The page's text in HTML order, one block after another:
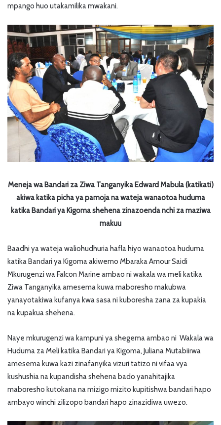
mpango huo utakamilika mwakani.
Meneja wa Bandari za Ziwa Tanganyika Edward Mabula (katikati)
akiwa katika picha ya pamoja na wateja wanaotoa huduma
katika Bandari ya Kigoma shehena zinazoenda nchi za maziwa
makuu
Baadhi ya wateja waliohudhuria hafla hiyo wanaotoa huduma
katika Bandari ya Kigoma akiwemo Mbaraka Amour Saidi
Mkurugenzi wa Falcon Marine ambao ni wakala wa meli katika
Ziwa Tanganyika amesema kuwa maboresho makubwa
yanayotakiwa kufanya kwa sasa ni kuboresha zana za kupakia
na kupakua shehena.
Naye mkurugenzi wa kampuni ya shegema ambao ni Wakala wa
Huduma za Meli katika Bandari ya Kigoma, Juliana Mutabiirwa
amesema kuwa kazi zinafanyika vizuri tatizo ni vifaa vya
kushushia na kupandisha shehena bado yanahitajika
maboresho kutokana na mizigo mizito kupitishwa bandari hapo
ambayo winchi zilizopo bandari hapo zinazidiwa uwezo.